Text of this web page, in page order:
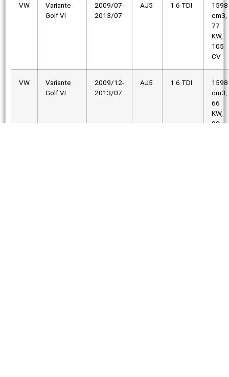
VW
Variante
Golf VI
2009/07-
2013/07
AJ5 1.6 TDI
1598
cm3,
77
KW,
105
CV
VW
Variante
Golf VI
2009/12-
2013/07
AJ5 1.6 TDI
1598
cm3,
66
KW,
90